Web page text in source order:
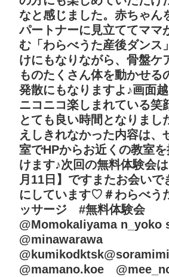
なと感じました。赤ちゃん
パートナーに見立ててママ
む「わらべうた産後ダンス
けにもなりながら、骨盤ケ
ものたくさん体を動かせる
発散にもなりますよ♪画面
ニコニコ楽しまれている笑
とても良い時間となりまし
えしきれなかった内容は、
室でHPからお近くの教室
けます♪次回の無料体験会
月11日】ですまたお会いで
にしています♡＃わらべ
ッサージ #無料体験会
@MomokaIiyama n_yoko
@minawarawa
@mamano.koe